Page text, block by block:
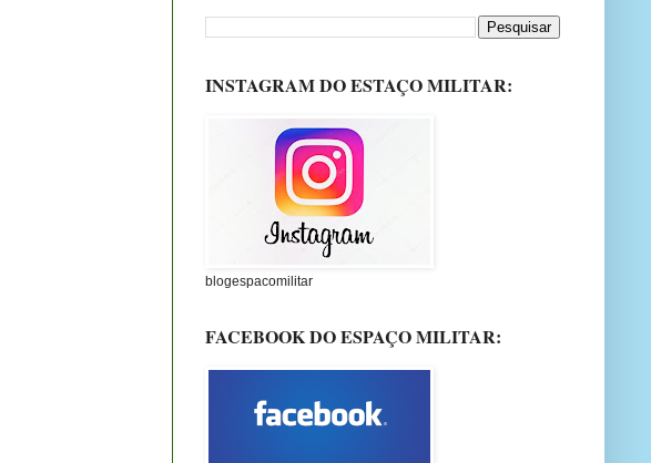
INSTAGRAM DO ESTAÇO MILITAR:
blogespacomilitar
FACEBOOK DO ESPAÇO MILITAR: